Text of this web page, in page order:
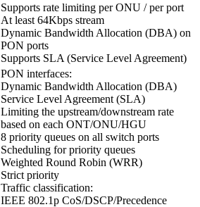
Supports rate limiting per ONU / per port
At least 64Kbps stream
Dynamic Bandwidth Allocation (DBA) on
PON ports
Supports SLA (Service Level Agreement)
PON interfaces:
Dynamic Bandwidth Allocation (DBA)
Service Level Agreement (SLA)
Limiting the upstream/downstream rate
based on each ONT/ONU/HGU
8 priority queues on all switch ports
Scheduling for priority queues
Weighted Round Robin (WRR)
Strict priority
Traffic classification:
IEEE 802.1p CoS/DSCP/Precedence